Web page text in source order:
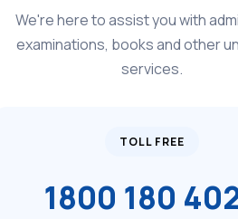
We're here to assist you with
examinations, books and other
services.
TOLL FREE
1800 180